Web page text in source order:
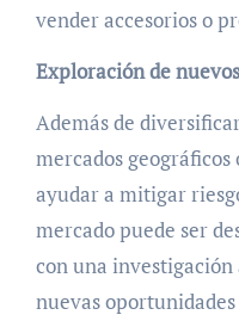
vender accesorios o
Exploración de
Además de
mercados
ayudar a mitigar
mercado puede ser
con una
nuevas